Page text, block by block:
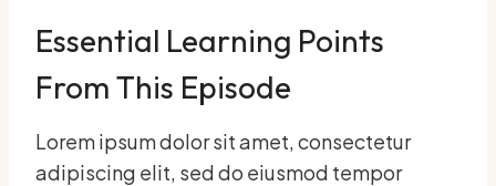
Essential Learning Points
From This Episode
Lorem ipsum dolor sit amet, consectetur
adipiscing elit, sed do eiusmod tempor